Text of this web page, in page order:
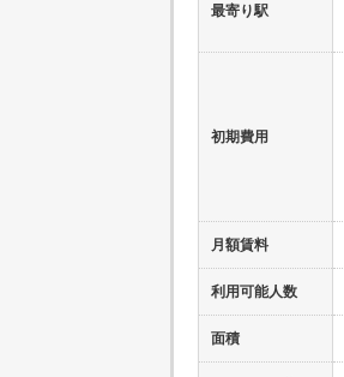
最寄り駅
初期費用
月額賃料
利用可能人数
面積